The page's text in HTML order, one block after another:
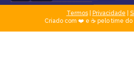
Termos| Privacidade
Criado com ❤️ e ☕ pelo time do